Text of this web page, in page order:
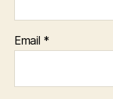
Email *